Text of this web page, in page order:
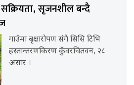
सृजनशील बन्दै
गाउँमा बृक्षारोपण संगै सिसि टिभि
हस्तान्तरणकिरण कुँवरचितवन, २८
असार ।